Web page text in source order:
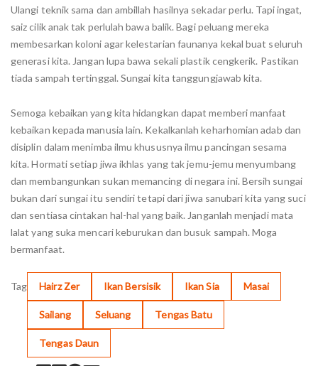
Ulangi teknik sama dan ambillah hasilnya sekadar perlu. Tapi ingat,
saiz cilik anak tak perlulah bawa balik. Bagi peluang mereka
membesarkan koloni agar kelestarian faunanya kekal buat seluruh
generasi kita. Jangan lupa bawa sekali plastik cengkerik. Pastikan
tiada sampah tertinggal. Sungai kita tanggungjawab kita.
Semoga kebaikan yang kita hidangkan dapat memberi manfaat
kebaikan kepada manusia lain. Kekalkanlah keharhomian adab dan
disiplin dalam menimba ilmu khususnya ilmu pancingan sesama
kita. Hormati setiap jiwa ikhlas yang tak jemu-jemu menyumbang
dan membangunkan sukan memancing di negara ini. Bersih sungai
bukan dari sungai itu sendiri tetapi dari jiwa sanubari kita yang suci
dan sentiasa cintakan hal-hal yang baik. Janganlah menjadi mata
lalat yang suka mencari keburukan dan busuk sampah. Moga
bermanfaat.
Tag Hairz Zer Ikan Bersisik Ikan Sia Masai
Sailang Seluang Tengas Batu
Tengas Daun